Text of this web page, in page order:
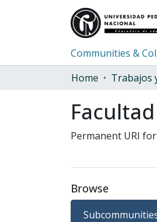
Communities &
Home
Trabajos
Permanent URI
Browse